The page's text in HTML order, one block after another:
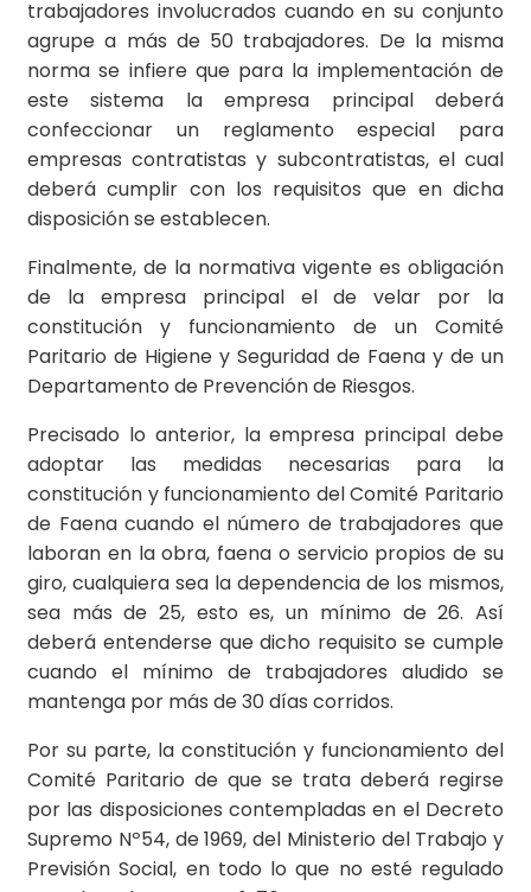
trabajadores involucrados cuando en su conjunto
agrupe a más de 50 trabajadores. De la misma
norma se infiere que para la implementación de
este sistema la empresa principal deberá
confeccionar un reglamento especial para
empresas contratistas y subcontratistas, el cual
deberá cumplir con los requisitos que en dicha
disposición se establecen.
Finalmente, de la normativa vigente es obligación
de la empresa principal el de velar por la
constitución y funcionamiento de un Comité
Paritario de Higiene y Seguridad de Faena y de un
Departamento de Prevención de Riesgos.
Precisado lo anterior, la empresa principal debe
adoptar las medidas necesarias para la
constitución y funcionamiento del Comité Paritario
de Faena cuando el número de trabajadores que
laboran en la obra, faena o servicio propios de su
giro, cualquiera sea la dependencia de los mismos,
sea más de 25, esto es, un mínimo de 26. Así
deberá entenderse que dicho requisito se cumple
cuando el mínimo de trabajadores aludido se
mantenga por más de 30 días corridos.
Por su parte, la constitución y funciona­miento del
Comité Paritario de que se trata deberá regirse
por las disposiciones contempladas en el Decreto
Supremo Nº54, de 1969, del Ministerio del Trabajo y
Previsión Social, en todo lo que no esté regulado